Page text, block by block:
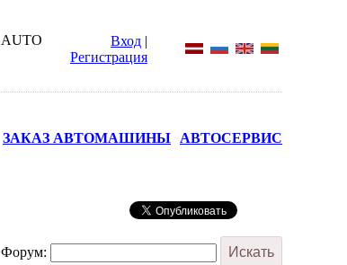
Вход |
Регистрация
ЗАКАЗ АВТОМАШИНЫ АВТОСЕРВИС
Форум: